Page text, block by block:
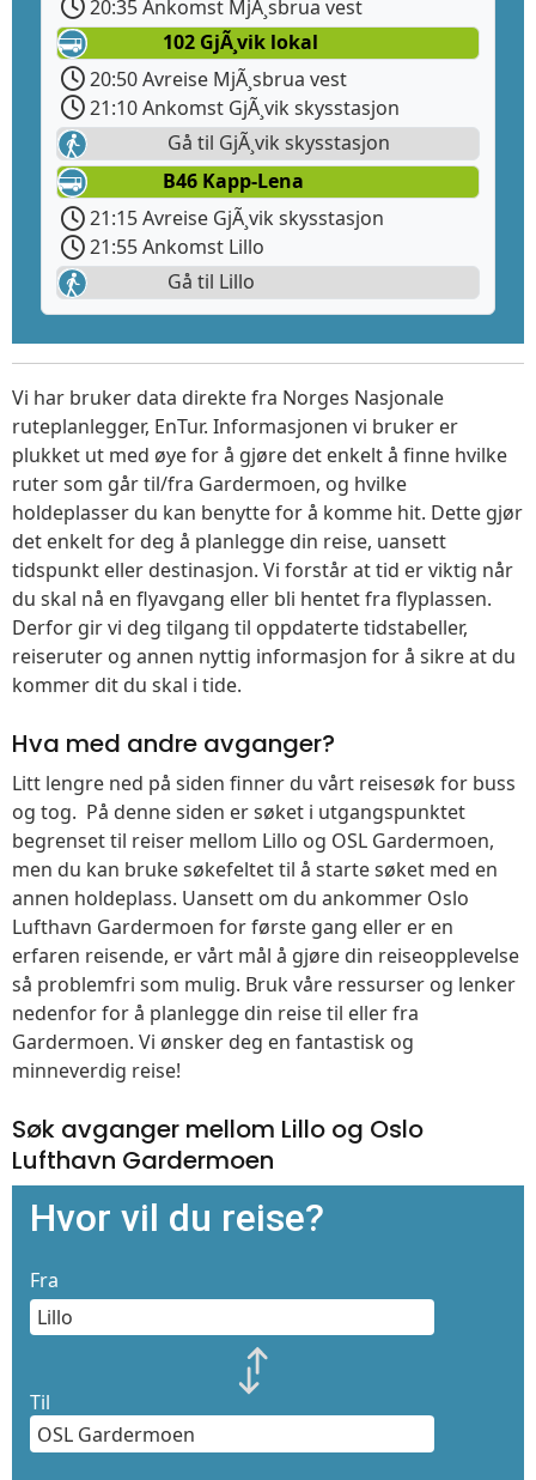
20:35 Ankomst MjÃ¸sbrua vest
102 GjÃ¸vik lokal
20:50 Avreise MjÃ¸sbrua vest
21:10 Ankomst GjÃ¸vik skysstasjon
Gå til GjÃ¸vik skysstasjon
B46 Kapp-Lena
21:15 Avreise GjÃ¸vik skysstasjon
21:55 Ankomst Lillo
Gå til Lillo
Vi har bruker data direkte fra Norges Nasjonale
ruteplanlegger, EnTur. Informasjonen vi bruker er
plukket ut med øye for å gjøre det enkelt å finne hvilke
ruter som går til/fra Gardermoen, og hvilke
holdeplasser du kan benytte for å komme hit. Dette gjør
det enkelt for deg å planlegge din reise, uansett
tidspunkt eller destinasjon. Vi forstår at tid er viktig når
du skal nå en flyavgang eller bli hentet fra flyplassen.
Derfor gir vi deg tilgang til oppdaterte tidstabeller,
reiseruter og annen nyttig informasjon for å sikre at du
kommer dit du skal i tide.
Hva med andre avganger?
Litt lengre ned på siden finner du vårt reisesøk for buss
og tog. På denne siden er søket i utgangspunktet
begrenset til reiser mellom Lillo og OSL Gardermoen,
men du kan bruke søkefeltet til å starte søket med en
annen holdeplass. Uansett om du ankommer Oslo
Lufthavn Gardermoen for første gang eller er en
erfaren reisende, er vårt mål å gjøre din reiseopplevelse
så problemfri som mulig. Bruk våre ressurser og lenker
nedenfor for å planlegge din reise til eller fra
Gardermoen. Vi ønsker deg en fantastisk og
minneverdig reise!
Søk avganger mellom Lillo og Oslo
Lufthavn Gardermoen
Hvor vil du reise?
Fra
Til